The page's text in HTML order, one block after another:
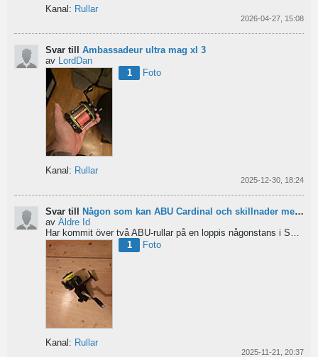
Kanal: Rullar
2026-04-27, 15:08
Svar till Ambassadeur ultra mag xl 3
av LordDan
1
Foto
Kanal: Rullar
2025-12-30, 18:24
Svar till
Någon som kan ABU Cardinal och skillnader mellan äldre rullar?
av Äldre Id
1
Foto
Kanal: Rullar
2025-11-21, 20:37